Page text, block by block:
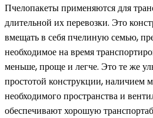
Пчелопакеты применяются для
длительной их перевозки. Это
вмещать в себя пчелиную семью,
необходимое на время
меньше, проще и легче. Это те же
простотой конструкции, наличием
необходимого пространства и
обеспечивают хорошую